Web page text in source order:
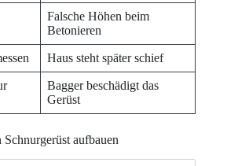
Falsche Höhen beim
Betonieren
Haus steht später schief
Bagger beschädigt das
Gerüst
aufbauen